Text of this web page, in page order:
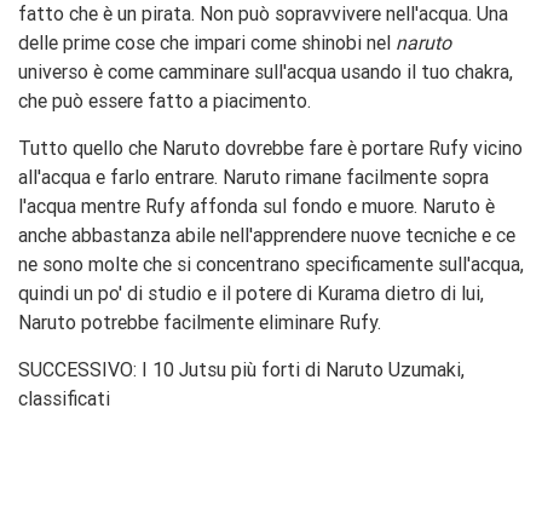
fatto che è un pirata. Non può sopravvivere nell'acqua. Una
delle prime cose che impari come shinobi nel naruto
universo è come camminare sull'acqua usando il tuo chakra,
che può essere fatto a piacimento.
Tutto quello che Naruto dovrebbe fare è portare Rufy vicino
all'acqua e farlo entrare. Naruto rimane facilmente sopra
l'acqua mentre Rufy affonda sul fondo e muore. Naruto è
anche abbastanza abile nell'apprendere nuove tecniche e ce
ne sono molte che si concentrano specificamente sull'acqua,
quindi un po' di studio e il potere di Kurama dietro di lui,
Naruto potrebbe facilmente eliminare Rufy.
SUCCESSIVO: I 10 Jutsu più forti di Naruto Uzumaki,
classificati